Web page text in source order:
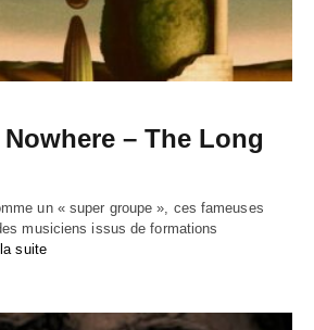
– The Long
un « super groupe », ces fameuses
musiciens issus de formations
suite